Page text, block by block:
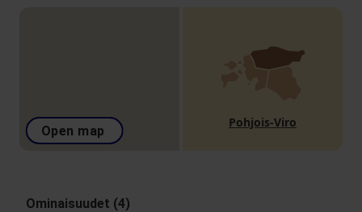
Open map
Pohjois-Viro
Ominaisuudet (4)